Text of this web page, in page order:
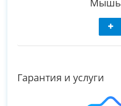
Мышь
Гарантия и услуги